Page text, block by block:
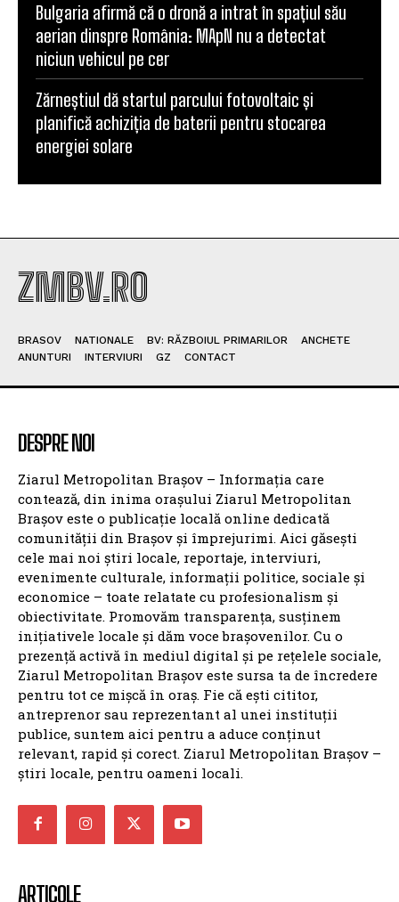
Bulgaria afirmă că o dronă a intrat în spațiul său
aerian dinspre România: MApN nu a detectat
niciun vehicul pe cer
Zărneștiul dă startul parcului fotovoltaic și
planifică achiziția de baterii pentru stocarea
energiei solare
ZMBV.RO
BRASOV NATIONALE BV: RĂZBOIUL PRIMARILOR
ANCHETE
ANUNTURI
INTERVIURI GZ CONTACT
DESPRE NOI
Ziarul Metropolitan Brașov – Informația care
contează, din inima orașului Ziarul Metropolitan
Brașov este o publicație locală online dedicată
comunității din Brașov și împrejurimi. Aici găsești
cele mai noi știri locale, reportaje, interviuri,
evenimente culturale, informații politice, sociale și
economice – toate relatate cu profesionalism și
obiectivitate. Promovăm transparența, susținem
inițiativele locale și dăm voce brașovenilor. Cu o
prezență activă în mediul digital și pe rețelele sociale,
Ziarul Metropolitan Brașov este sursa ta de încredere
pentru tot ce mișcă în oraș. Fie că ești cititor,
antreprenor sau reprezentant al unei instituții
publice, suntem aici pentru a aduce conținut
relevant, rapid și corect. Ziarul Metropolitan Brașov –
știri locale, pentru oameni locali.
ARTICOLE